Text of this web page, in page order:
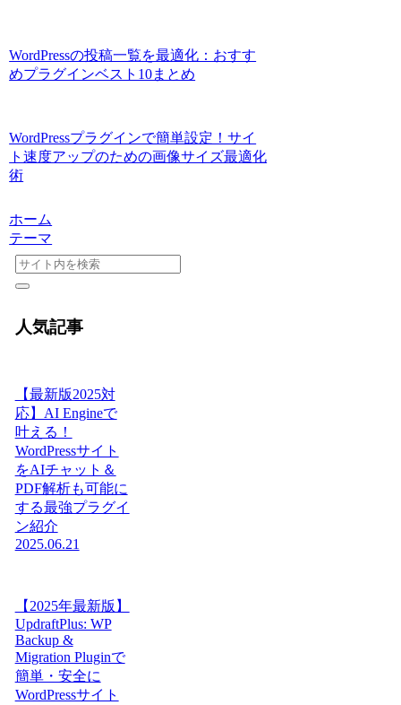
WordPressの投稿一覧を最適化：おすす
めプラグインベスト10まとめ
WordPressプラグインで簡単設定！サイ
ト速度アップのための画像サイズ最適化
術
ホーム
テーマ
人気記事
【最新版2025対
応】AI Engineで
叶える！
WordPressサイト
をAIチャット＆
PDF解析も可能に
する最強プラグイ
ン紹介
2025.06.21
【2025年最新版】
UpdraftPlus: WP
Backup &
Migration Pluginで
簡単・安全に
WordPressサイト